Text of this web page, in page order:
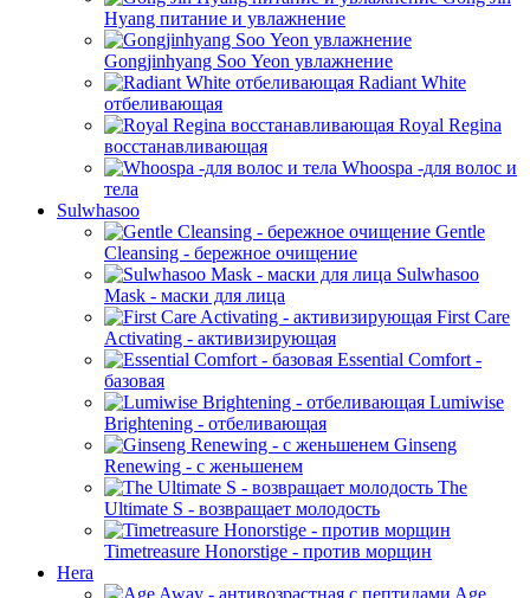
Hyang питание и увлажнение
Gongjinhyang Soo Yeon увлажнение
Radiant White
отбеливающая
Royal Regina
восстанавливающая
Whoospa -для волос и
тела
Sulwhasoo
Gentle
Cleansing - бережное очищение
Sulwhasoo
Mask - маски для лица
First Care
Activating - активизирующая
Essential Comfort -
базовая
Lumiwise
Brightening - отбеливающая
Ginseng
Renewing - с женьшенем
The
Ultimate S - возвращает молодость
Timetreasure Honorstige - против морщин
Hera
Age